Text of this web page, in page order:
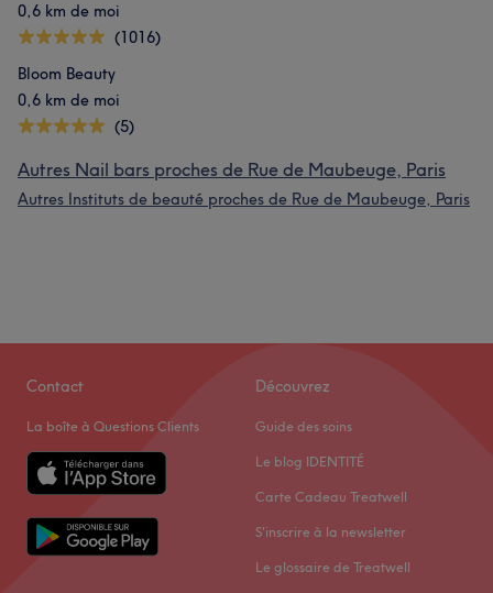
0,6 km de moi
(1016)
Bloom Beauty
0,6 km de moi
(5)
Autres Nail bars proches de Rue de Maubeuge, Paris
Autres Instituts de beauté proches de Rue de Maubeuge, Paris
Contact
La boîte à Questions Clients
Découvrez
Guide des soins
Le blog IDENTITÉ
Carte Cadeau Treatwell
S'inscrire à la newsletter
Le glossaire de Treatwell